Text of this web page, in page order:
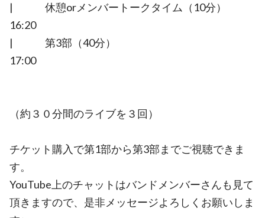
| 休憩orメンバートークタイム（10分）
16:20
| 第3部（40分）
17:00
（約３０分間のライブを３回）
チケット購入で第1部から第3部までご視聴できま
す。
YouTube上のチャットはバンドメンバーさんも見て
頂きますので、是非メッセージよろしくお願いしま